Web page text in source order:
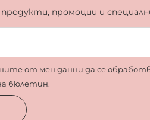
промоции и
от мен данни да се
бюлетин.